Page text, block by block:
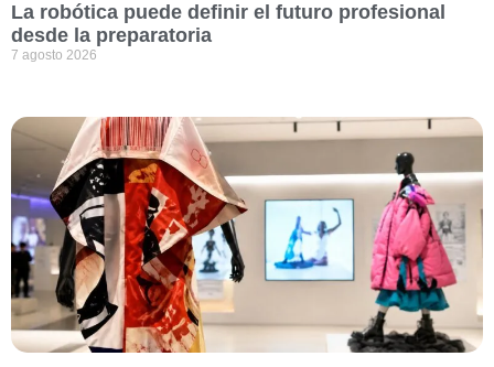
La robótica puede definir el futuro profesional
desde la preparatoria
7 agosto 2026